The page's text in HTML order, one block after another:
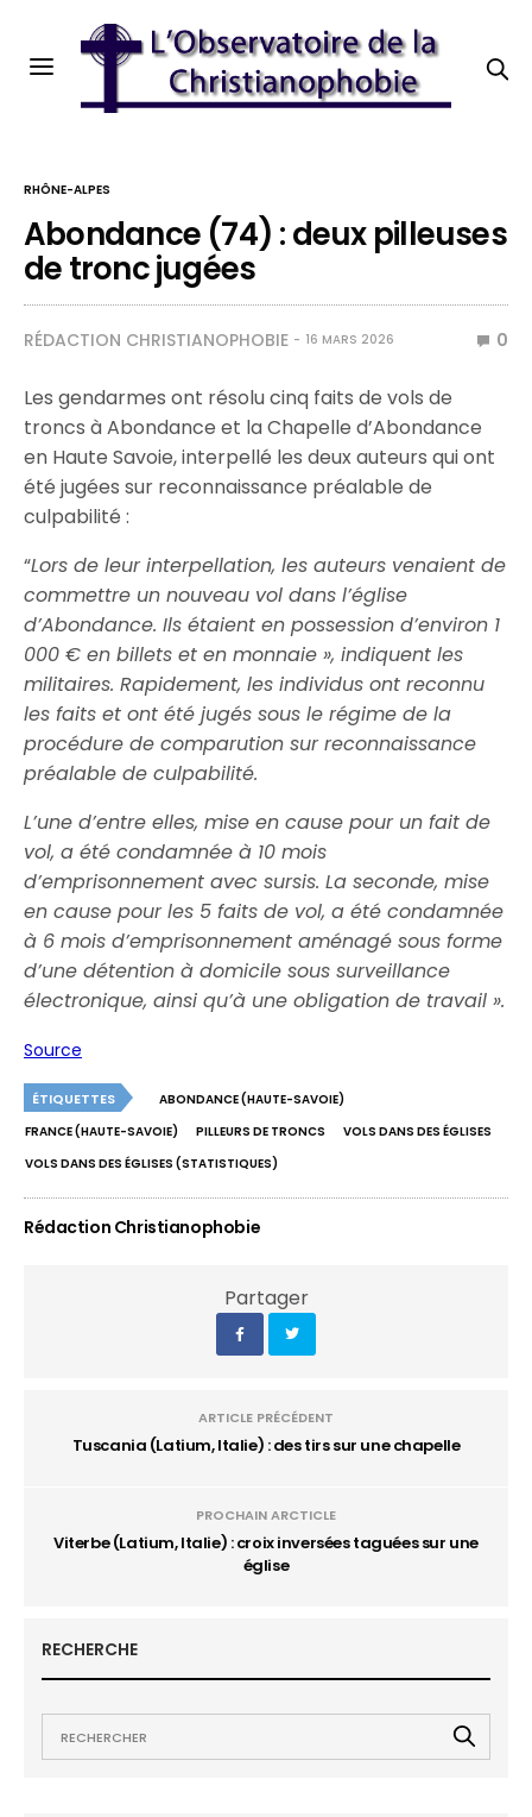
RHÔNE-ALPES
Abondance (74) : deux pilleuses
de tronc jugées
RÉDACTION CHRISTIANOPHOBIE 16 MARS 2026 0
Les gendarmes ont résolu cinq faits de vols de
troncs à Abondance et la Chapelle d’Abondance
en Haute Savoie, interpellé les deux auteurs qui ont
été jugées sur reconnaissance préalable de
culpabilité :
“Lors de leur interpellation, les auteurs venaient de
commettre un nouveau vol dans l’église
d’Abondance. Ils étaient en possession d’environ 1
000 € en billets et en monnaie », indiquent les
militaires. Rapidement, les individus ont reconnu
les faits et ont été jugés sous le régime de la
procédure de comparution sur reconnaissance
préalable de culpabilité.
L’une d’entre elles, mise en cause pour un fait de
vol, a été condamnée à 10 mois
d’emprisonnement avec sursis. La seconde, mise
en cause pour les 5 faits de vol, a été condamnée
à 6 mois d’emprisonnement aménagé sous forme
d’une détention à domicile sous surveillance
électronique, ainsi qu’à une obligation de travail ».
Source
ÉTIQUETTES
ABONDANCE (HAUTE-SAVOIE)
FRANCE (HAUTE-SAVOIE)
PILLEURS DE TRONCS
VOLS DANS DES ÉGLISES
VOLS DANS DES ÉGLISES (STATISTIQUES)
Rédaction Christianophobie
Partager
ARTICLE PRÉCÉDENT
Tuscania (Latium, Italie) : des tirs sur une chapelle
PROCHAIN ARCTICLE
Viterbe (Latium, Italie) : croix inversées taguées sur une
église
RECHERCHE